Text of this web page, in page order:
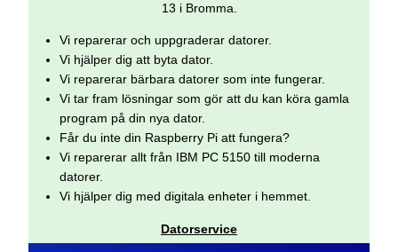
13 i Bromma.
Vi reparerar och uppgraderar datorer.
Vi hjälper dig att byta dator.
Vi reparerar bärbara datorer som inte fungerar.
Vi tar fram lösningar som gör att du kan köra gamla
program på din nya dator.
Får du inte din Raspberry Pi att fungera?
Vi reparerar allt från IBM PC 5150 till moderna
datorer.
Vi hjälper dig med digitala enheter i hemmet.
Datorservice